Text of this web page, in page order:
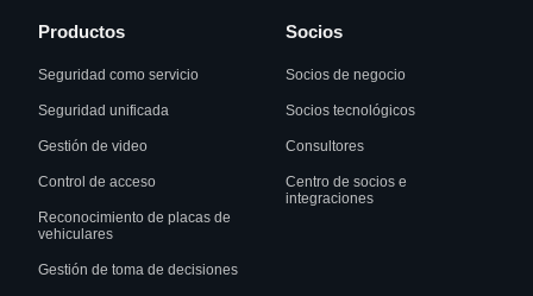
Productos
Seguridad como servicio
Seguridad unificada
Gestión de video
Control de acceso
Reconocimiento de placas de
vehiculares
Gestión de toma de decisiones
Socios
Socios de negocio
Socios tecnológicos
Consultores
Centro de socios e
integraciones